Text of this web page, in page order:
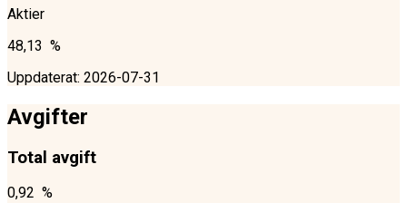
Aktier
48,13 %
Uppdaterat: 2026-07-31
Avgifter
Total avgift
0,92 %